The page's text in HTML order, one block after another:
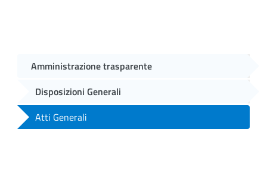
Amministrazione trasparente
Disposizioni Generali
Atti Generali